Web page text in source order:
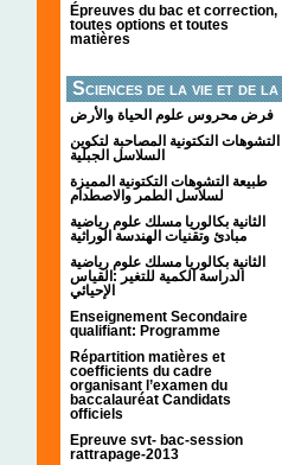
Épreuves du bac et correction,
toutes options et toutes
matières
Sciences de la vie et de la
terre
فرض محروس علوم الحياة والأرض
التشوهات التكتونیة المصاحبة لتكوین
السلاسل الجبلیة
طبيعة التشوهات التكتونية المميزة
لسلاسل الطمر والاصطدام
الثانية بكالوريا مسلك علوم رياضية
مبادئ وتقنيات الهندسة الوراثية
الثانية بكالوريا مسلك علوم رياضية
الدراسة الكمية للتغير :القياس
الإحيائي
Enseignement Secondaire
qualifiant: Programme
Répartition matières et
coefficients du cadre
organisant l’examen du
baccalauréat Candidats
officiels
Epreuve svt- bac-session
rattrapage-2013